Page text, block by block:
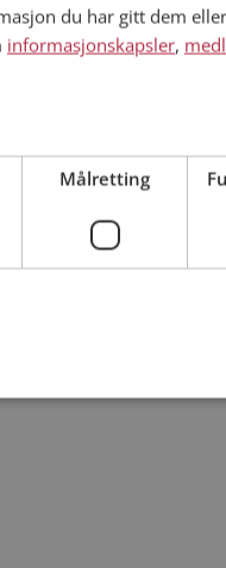
du har gitt dem
informasjonskapsler,
Målretting